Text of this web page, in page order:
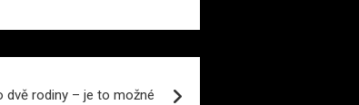
dvě rodiny – je to možné